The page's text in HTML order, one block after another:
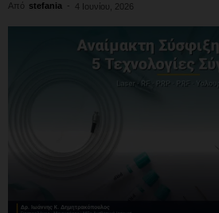
Από stefania - 4 Ιουνίου, 2026